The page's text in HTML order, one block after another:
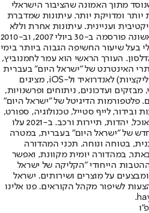
מתוך האמונה שהציבור הישראלי
יותר ומדויקת יותר. עיתונות שמדברת
ועניינית. עיתונות אחרת וללא
תשלום. המהדורה המודפסת הראשונה פורסמה ב-30 ביולי 2007, וב-2010
בעל שיעור החשיפה הגבוה ביותר בימי
העורך הראשי הוא עמר לחמנוביץ,
האינטרנט של "ישראל היום" בעברית
ובאנגלית, כמו כן היישומונים (אפליקציות) לאנדרואיד ול-iOS, מציגים
ועדכונים, ניתוחים ופרשנויות,
פלטפורמות הדיגיטל של "ישראל היום"
ובידור, לייף סטייל, טכנולוגיה, ספורט,
כלכלה וצרכנות, בריאות, חיילים, אוכל, יהדות, תיירות ורכב. ב-2021 עלו
של "ישראל היום" בעברית, במטרה
בטוחה ונוחה. תכני המהדורה
במהדורה יומית מקוונת, ואפשר
הייחודי "הקליקה של ישראל
על מוצרים ושירותים. ישראל
לשיפור מקהל הקוראים. פנו אלינו